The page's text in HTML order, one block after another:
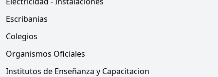
Escribanias
Colegios
Organismos Oficiales
Institutos de Enseñanza y Capacitacion